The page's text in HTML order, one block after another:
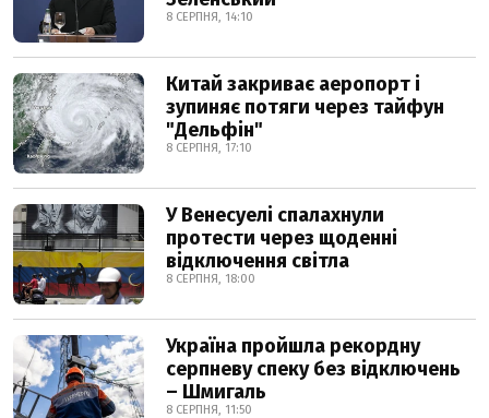
8 СЕРПНЯ, 14:10
Китай закриває аеропорт і
зупиняє потяги через тайфун
"Дельфін"
8 СЕРПНЯ, 17:10
У Венесуелі спалахнули
протести через щоденні
відключення світла
8 СЕРПНЯ, 18:00
Україна пройшла рекордну
серпневу спеку без відключень
– Шмигаль
8 СЕРПНЯ, 11:50